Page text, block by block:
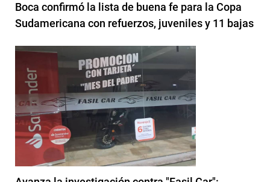
Boca confirmó la lista de buena fe para la Copa
Sudamericana con refuerzos, juveniles y 11 bajas